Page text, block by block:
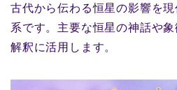
古代から伝わる恒星の影響を
系です。主要な恒星の神話や
解釈に活用します。